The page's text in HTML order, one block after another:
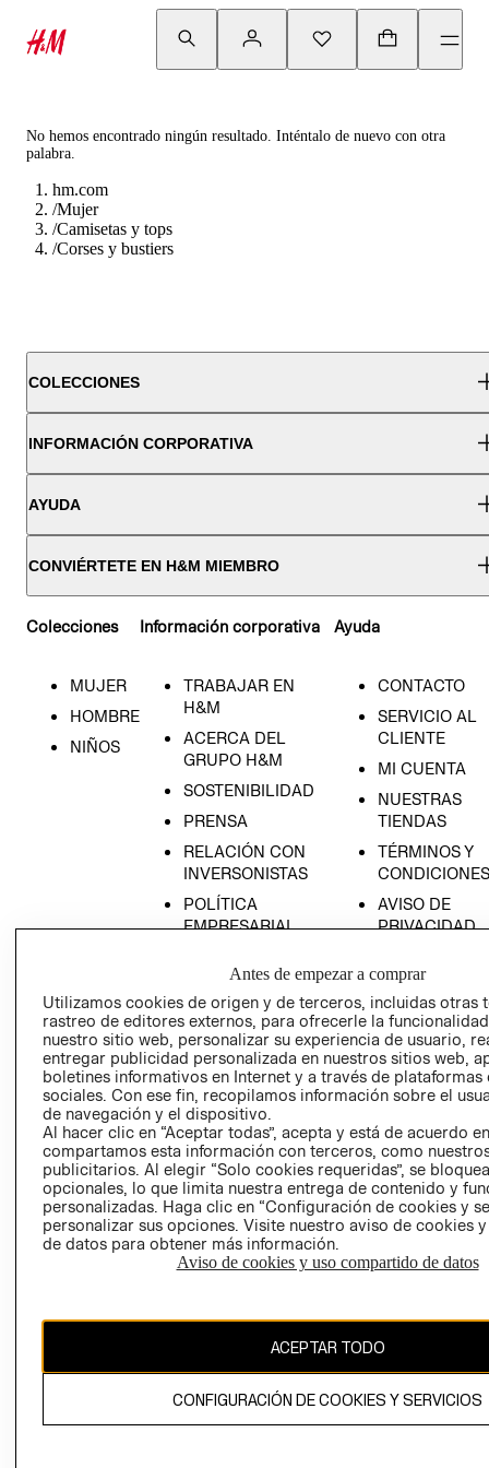
No hemos encontrado ningún resultado. Inténtalo de nuevo con otra
palabra.
hm.com
/Mujer
/Camisetas y tops
/Corses y bustiers
COLECCIONES
INFORMACIÓN CORPORATIVA
AYUDA
CONVIÉRTETE EN H&M MIEMBRO
Colecciones
MUJER
HOMBRE
NIÑOS
Información corporativa
TRABAJAR EN
H&M
ACERCA DEL
GRUPO H&M
SOSTENIBILIDAD
PRENSA
RELACIÓN CON
INVERSONISTAS
POLÍTICA
EMPRESARIAL
Ayuda
CONTACTO
SERVICIO AL
CLIENTE
MI CUENTA
NUESTRAS
TIENDAS
TÉRMINOS Y
CONDICIONES
AVISO DE
PRIVACIDAD
AVISO DE
COOKIES
LIBRO DE
Ecuador ($)
CAMBIAR REGIÓN
El contenido de esta página web está protegido por copyright y es
propiedad de H&M Hennes & Mauritz AB.
Antes de empezar a comprar
Utilizamos cookies de origen y de terceros, incluidas otras
rastreo de editores externos, para ofrecerle la
nuestro sitio web, personalizar su experiencia de usuario,
entregar publicidad personalizada en nuestros sitios web,
boletines informativos en Internet y a través de plataformas
sociales. Con ese fin, recopilamos información sobre el
de navegación y el dispositivo.
Al hacer clic en “Aceptar todas”, acepta y está de acuerdo
compartamos esta información con terceros, como
publicitarios. Al elegir “Solo cookies requeridas”, se
opcionales, lo que limita nuestra entrega de contenido y
personalizadas. Haga clic en “Configuración de cookies y
personalizar sus opciones. Visite nuestro aviso de cookies
de datos para obtener más información.
Aviso de cookies y uso compartido de datos
ACEPTAR TODO
CONFIGURACIÓN DE COOKIES Y SERVICIOS